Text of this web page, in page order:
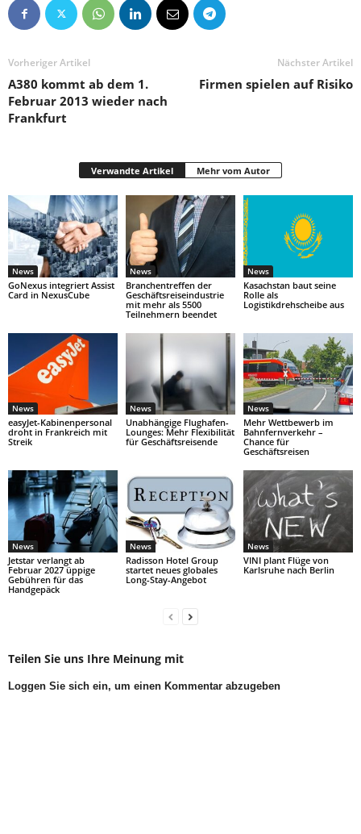
Vorheriger Artikel
A380 kommt ab dem 1.
Februar 2013 wieder nach
Frankfurt
Nächster Artikel
Firmen spielen auf Risiko
Verwandte Artikel Mehr vom Autor
News
GoNexus integriert Assist
Card in NexusCube
News
Branchentreffen der
Geschäftsreiseindustrie
mit mehr als 5500
Teilnehmern beendet
News
Kasachstan baut seine
Rolle als
Logistikdrehscheibe aus
News
easyJet-Kabinenpersonal
droht in Frankreich mit
Streik
News
Unabhängige Flughafen-
Lounges: Mehr Flexibilität
für Geschäftsreisende
News
Mehr Wettbewerb im
Bahnfernverkehr –
Chance für
Geschäftsreisen
News
Jetstar verlangt ab
Februar 2027 üppige
Gebühren für das
Handgepäck
News
Radisson Hotel Group
startet neues globales
Long-Stay-Angebot
News
VINI plant Flüge von
Karlsruhe nach Berlin
Teilen Sie uns Ihre Meinung mit
Loggen Sie sich ein, um einen Kommentar abzugeben